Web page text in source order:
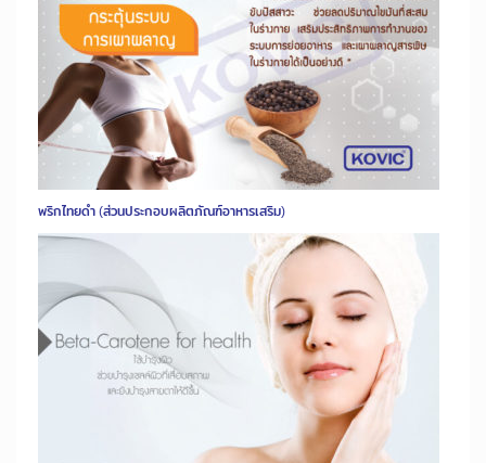
พริกไทยดำ (ส่วนประกอบผลิตภัณฑ์อาหารเสริม)